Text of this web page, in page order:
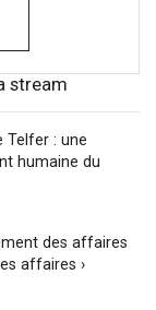
stream
Telfer : une
humaine du
des affaires
affaires ›